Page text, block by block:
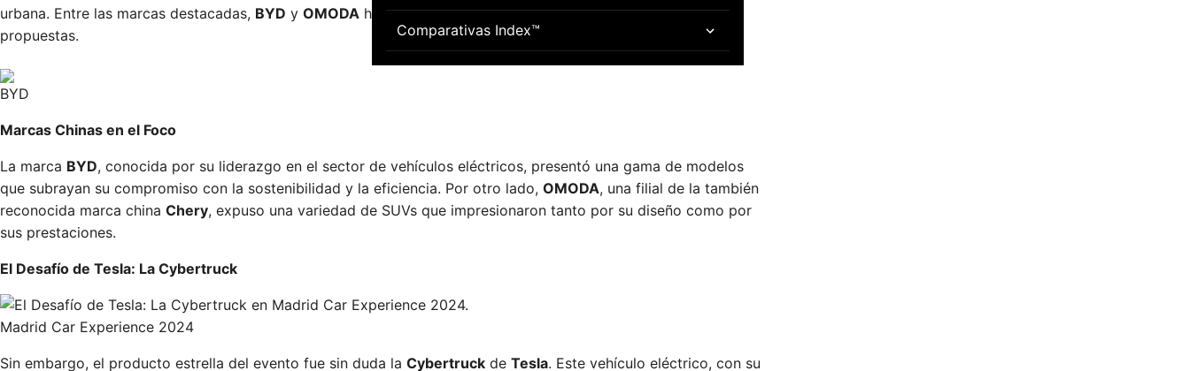
Comparativas Index™
urbana. Entre las marcas destacadas, BYD y OMODA han capturado la atención con sus innovadoras
propuestas.
BYD
Marcas Chinas en el Foco
La marca BYD, conocida por su liderazgo en el sector de vehículos eléctricos, presentó una gama de modelos
que subrayan su compromiso con la sostenibilidad y la eficiencia. Por otro lado, OMODA, una filial de la también
reconocida marca china Chery, expuso una variedad de SUVs que impresionaron tanto por su diseño como por
sus prestaciones.
El Desafío de Tesla: La Cybertruck
Madrid Car Experience 2024
Sin embargo, el producto estrella del evento fue sin duda la Cybertruck de Tesla. Este vehículo eléctrico, con su